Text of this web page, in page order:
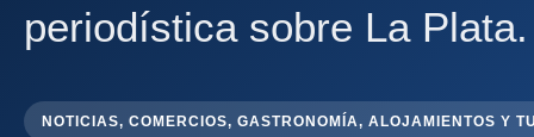
periodística sobre La Plata.
NOTICIAS, COMERCIOS, GASTRONOMÍA, ALOJAMIENTOS Y